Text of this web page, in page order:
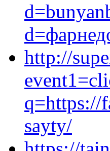
http://
q=https://
sayty/